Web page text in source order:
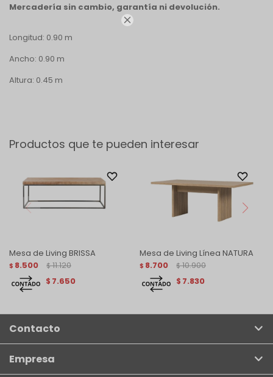

Mercadería sin cambio, garantía ni devolución.
Longitud: 0.90 m
Ancho: 0.90 m
Altura: 0.45 m
Productos que te pueden interesar
Mesa de Living BRISSA
$ 8.500 $ 11.120
$ 7.650
Mesa de Living Línea NATURA
$ 8.700 $ 10.900
$ 7.830
Contacto
Empresa